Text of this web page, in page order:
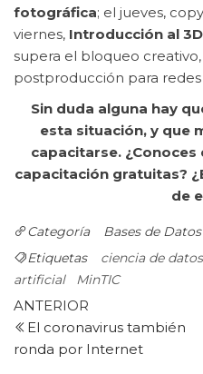
fotográfica; el jueves,
viernes, Introducción al
supera el bloqueo
postproducción para redes
Sin duda alguna hay
esta situación, y que
capacitarse.
capacitación gratuitas?
de
Categoría Bases de Datos
Etiquetas
ciencia de datos
artificial
MinTIC
Navegación
de
Entrada
anterior
ANTERIOR
El coronavirus también
ronda por Internet